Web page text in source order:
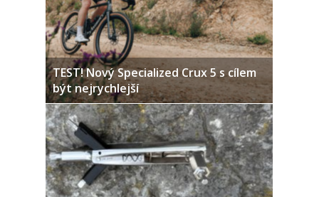
TEST! Nový Specialized Crux 5 s cílem
být nejrychlejší